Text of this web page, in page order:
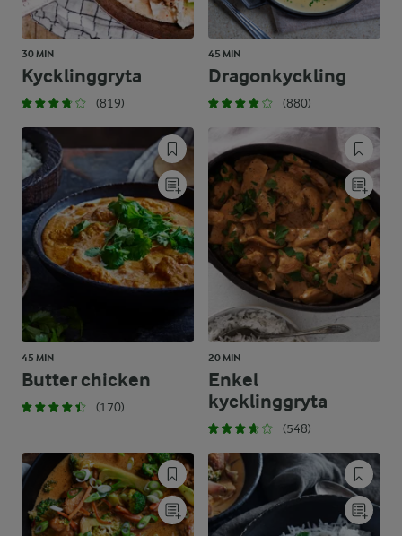
30 MIN
Kycklinggryta
(819)
45 MIN
Dragonkyckling
(880)
45 MIN
Butter chicken
(170)
20 MIN
Enkel
kycklinggryta
(548)